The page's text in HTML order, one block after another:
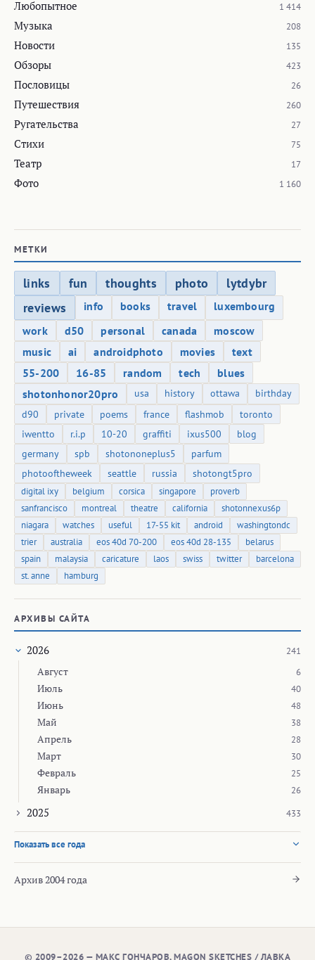
Любопытное 1 414
Музыка 208
Новости 135
Обзоры 423
Пословицы 26
Путешествия 260
Ругательства 27
Стихи 75
Театр 17
Фото 1 160
МЕТКИ
links fun thoughts photo
lytdybr
reviews
info books travel
luxembourg
work
d50 personal canada
moscow
music
ai androidphoto movies
text
55-200
16-85 random tech
blues
shotonhonor20pro
usa history ottawa
birthday
d90
private poems france flashmob
toronto
iwentto
r.i.p 10-20 graffiti ixus500
blog
germany
spb shotononeplus5
parfum
photooftheweek
seattle russia shotongt5pro
digital ixy belgium corsica singapore
proverb
sanfrancisco
montreal theatre california
shotonnexus6p
niagara
watches useful 17-55 kit android
washingtondc
trier
australia eos 40d 70-200 eos 40d 28-135
belarus
spain
malaysia caricature laos swiss twitter
barcelona
st. anne
hamburg
АРХИВЫ САЙТА
2026 241
Август 6
Июль 40
Июнь 48
Май 38
Апрель 28
Март 30
Февраль 25
Январь 26
2025 433
Показать все года
Архив 2004 года
© 2009–2026 — МАКС ГОНЧАРОВ, MAGON SKETCHES / ЛАВКА